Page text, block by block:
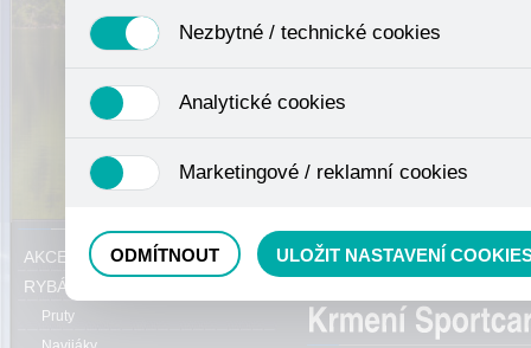
Právě se nacházíte:
Method mixy
AKCE, SLEVY, VÝPRODEJ
RYBÁŘSKÝ SORTIMENT
Pruty
Nezbytné / technické cookies
se mimo jiné k ukládání produktů v nákupním košíku,
není zapotřebí Váš souhlas a není možné jej ani odebrat.
Analytické cookies
nejedná o osobní údaje, protože anonymizované cookies
odkazy, prohlížené zboží apod.
Marketingové / reklamní cookies
ODMÍTNOUT ULOŽIT NASTAVENÍ